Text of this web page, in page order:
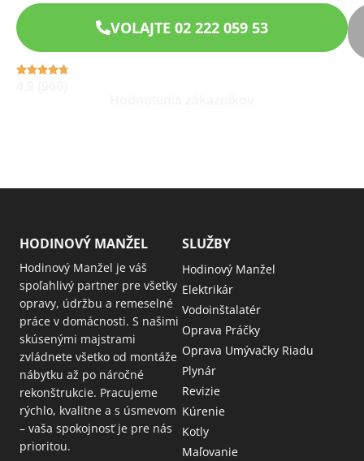
VOLAJTE 02 222 059 53
HODINOVÝ MANŽEL
Hodinový Manžel je váš
spoľahlivý partner pre všetky
opravy, údržbu a remeselné
práce v domácnosti. S našimi
skúsenými majstrami
zvládnete všetko od montáže
nábytku až po náročné
rekonštrukcie. Pracujeme
rýchlo, kvalitne a s úsmevom
– vaša spokojnosť je pre nás
prioritou.
SLUŽBY
Hodinový Manžel
Elektrikár
Vodoinštalatér
Oprava Práčky
Oprava Umývačky Riadu
Plynár
Revizie
Kúrenie
Kotly
Maľovanie